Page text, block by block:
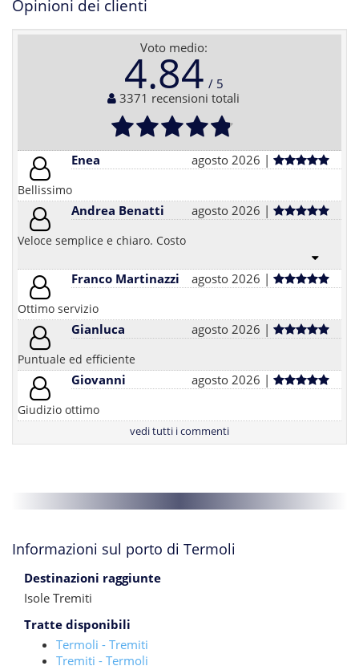
Opinioni dei clienti
Voto medio:
4.84
3371 recensioni totali
Enea agosto 2026 |
Bellissimo
Andrea Benatti agosto 2026 |
Veloce semplice e chiaro. Costo
Franco Martinazzi agosto 2026 |
Ottimo servizio
Gianluca agosto 2026 |
Puntuale ed efficiente
Giovanni agosto 2026 |
Giudizio ottimo
vedi tutti i commenti
Informazioni sul porto di Termoli
Destinazioni raggiunte
Isole Tremiti
Tratte disponibili
Termoli - Tremiti
Tremiti - Termoli